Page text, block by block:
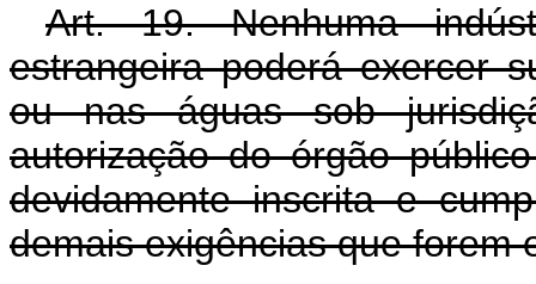
Art. 19. Nenhuma
estrangeira poderá exercer
ou nas águas sob
autorização do órgão
devidamente inscrita e
demais exigências que forem